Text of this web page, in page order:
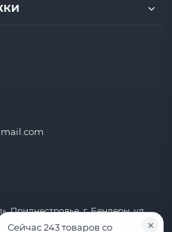
Приднестровье, г. Бендеры, ул.
Сейчас 243 товаров со